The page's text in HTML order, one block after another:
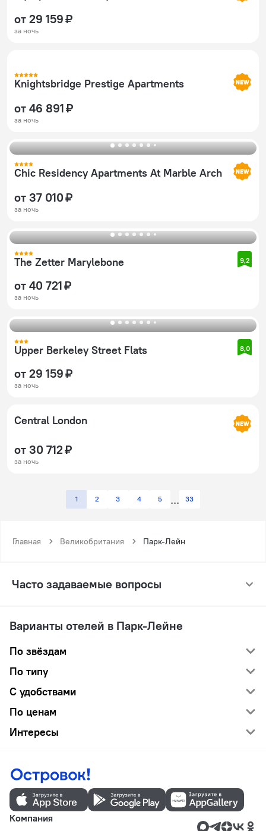
от 29 159 ₽
за ночь
Knightsbridge Prestige Apartments
от 46 891 ₽
за ночь
Chic Residency Apartments At Marble Arch
от 37 010 ₽
за ночь
The Zetter Marylebone 9,2
от 40 721 ₽
за ночь
Upper Berkeley Street Flats 8,0
от 29 159 ₽
за ночь
Central London
от 30 712 ₽
за ночь
1 2 3 4 5 33
Главная Великобритания Парк-Лейн
Часто задаваемые вопросы
Варианты отелей в Парк-Лейне
По звёздам
По типу
С удобствами
По ценам
Интересы
Компания